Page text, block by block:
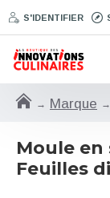
S'IDENTIFIER
Marque
Moule en
Feuilles